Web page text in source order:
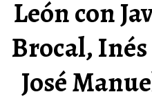
León con
Brocal,
José